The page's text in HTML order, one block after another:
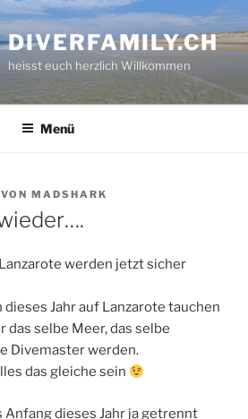
DIVERFAMILY.CH
heisst euch herzlich Willkommen
Menü
VON MADSHARK
werden jetzt sicher
dieses Jahr auf Lanzarote tauchen
das selbe Meer, das selbe
Divemaster werden.
das gleiche sein
Anfang dieses Jahr ja getrennt